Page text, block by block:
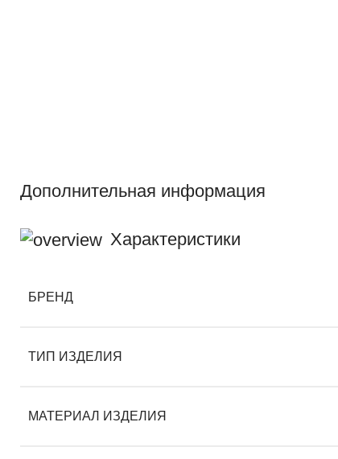
Дополнительная информация
Характеристики
БРЕНД
ТИП ИЗДЕЛИЯ
МАТЕРИАЛ ИЗДЕЛИЯ